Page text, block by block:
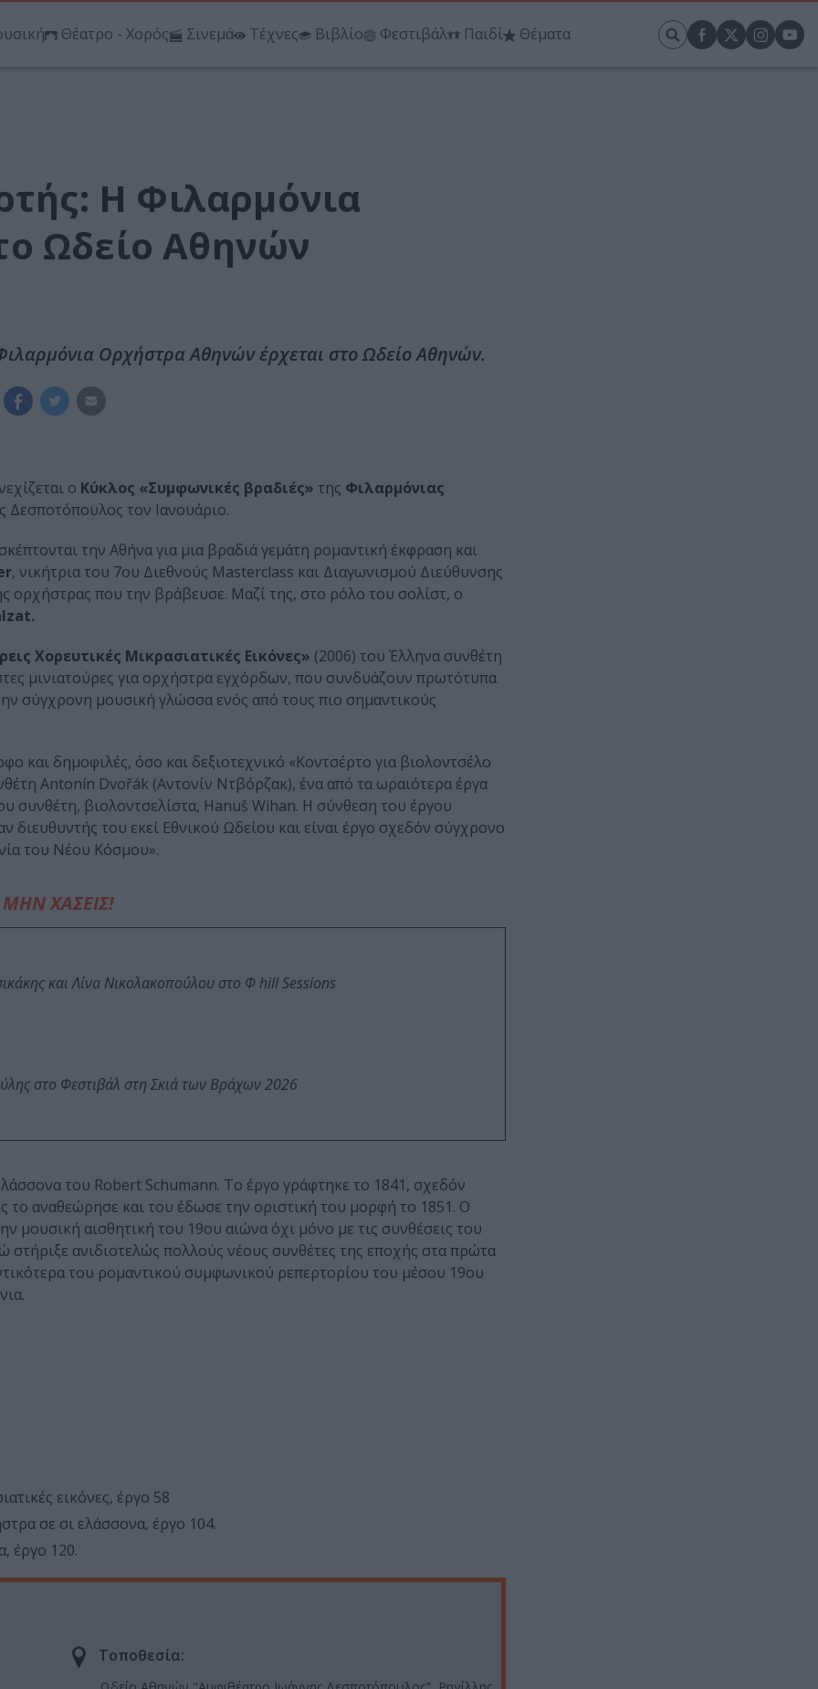
Θέατρο - Χορός Σινεμά Τέχνες Βιβλίο Φεστιβάλ Παιδί Θέματα
Η Φιλαρμόνια
Ωδείο Αθηνών
Ορχήστρα Αθηνών έρχεται στο Ωδείο Αθηνών.
ο Κύκλος «Συμφωνικές βραδιές» της Φιλαρμόνιας
Δεσποτόπουλος τον Ιανουάριο.
την Αθήνα για μια βραδιά γεμάτη ρομαντική έκφραση και
, νικήτρια του 7ου Διεθνούς Masterclass και Διαγωνισμού Διεύθυνσης
ορχήστρας που την βράβευσε. Μαζί της, στο ρόλο του σολίστ, ο
Χορευτικές Μικρασιατικές Εικόνες» (2006) του Έλληνα συνθέτη
μινιατούρες για ορχήστρα εγχόρδων, που συνδυάζουν πρωτότυπα
σύγχρονη μουσική γλώσσα ενός από τους πιο σημαντικούς
και δημοφιλές, όσο και δεξιοτεχνικό «Κοντσέρτο για βιολοντσέλο
Antonín Dvořák (Αντονίν Ντβόρζακ), ένα από τα ωραιότερα έργα
συνθέτη, βιολοντσελίστα, Hanuš Wihan. Η σύνθεση του έργου
του εκεί Εθνικού Ωδείου και είναι έργο σχεδόν σύγχρονο
του Νέου Κόσμου».
ΜΗΝ ΧΑΣΕΙΣ!
και Λίνα Νικολακοπούλου στο Φ hill Sessions
στο Φεστιβάλ στη Σκιά των Βράχων 2026
του Robert Schumann. Το έργο γράφτηκε το 1841, σχεδόν
αναθεώρησε και του έδωσε την οριστική του μορφή το 1851. Ο
μουσική αισθητική του 19ου αιώνα όχι μόνο με τις συνθέσεις του
στήριξε ανιδιοτελώς πολλούς νέους συνθέτες της εποχής στα πρώτα
του ρομαντικού συμφωνικού ρεπερτορίου του μέσου 19ου
εικόνες, έργο 58
σε σι ελάσσονα, έργο 104.
έργο 120.
Τοποθεσία: